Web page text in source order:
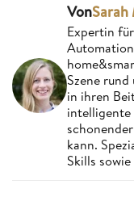
VonSarah
Expertin
Szene
in ihren
intelligente
kann.
Skills